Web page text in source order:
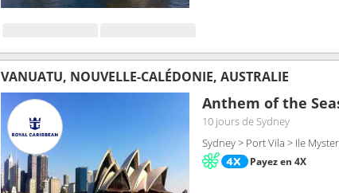
VANUATU, NOUVELLE-CALÉDONIE, AUSTRALIE
Anthem of the
10 joursde Sydney
Sydney > Port Vila > Ile
Payez en 4X